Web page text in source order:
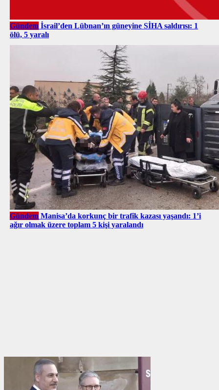
Gündem İsrail’den Lübnan’ın güneyine SİHA saldırısı: 1
ölü, 5 yaralı
Gündem Manisa’da korkunç bir trafik kazası yaşandı: 1’i
ağır olmak üzere toplam 5 kişi yaralandı